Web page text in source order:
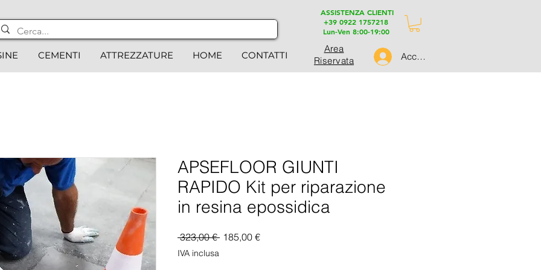
CEMENTI ATTREZZATURE HOME CONTATTI
ASSISTENZA CLIENTI
+39 0922 1757218
Lun-Ven 8:00-19:00
Area
Riservata
Accedi
APSEFLOOR GIUNTI
RAPIDO Kit per riparazione
in resina epossidica
323,00 € Prezzo
185,00 €Prezzo
IVA inclusa